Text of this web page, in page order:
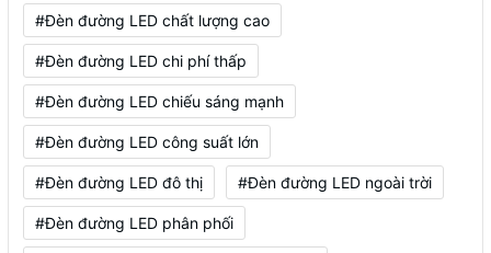
#Đèn đường LED chất lượng cao
#Đèn đường LED chi phí thấp
#Đèn đường LED chiếu sáng mạnh
#Đèn đường LED công suất lớn
#Đèn đường LED đô thị #Đèn đường LED ngoài trời
#Đèn đường LED phân phối